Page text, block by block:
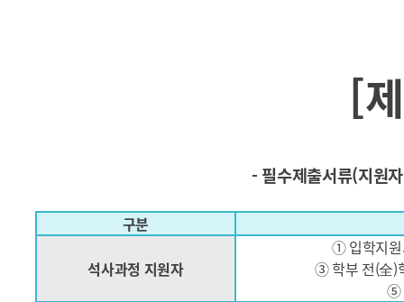
[
- 필수제출서류(지원
구분
석사과정 지원자
① 입학지원
③ 학부 전(全)
⑤